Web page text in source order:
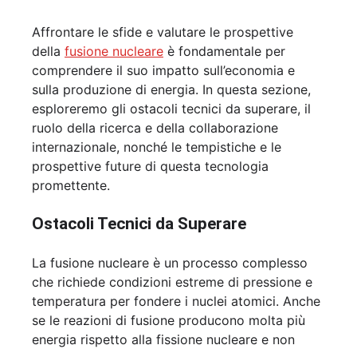
Affrontare le sfide e valutare le prospettive
della fusione nucleare è fondamentale per
comprendere il suo impatto sull’economia e
sulla produzione di energia. In questa sezione,
esploreremo gli ostacoli tecnici da superare, il
ruolo della ricerca e della collaborazione
internazionale, nonché le tempistiche e le
prospettive future di questa tecnologia
promettente.
Ostacoli Tecnici da Superare
La fusione nucleare è un processo complesso
che richiede condizioni estreme di pressione e
temperatura per fondere i nuclei atomici. Anche
se le reazioni di fusione producono molta più
energia rispetto alla fissione nucleare e non